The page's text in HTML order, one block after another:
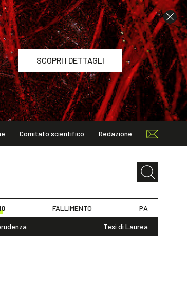
SCOPRI I DETTAGLI
Comitato scientifico Redazione
FALLIMENTO PA
Tesi di Laurea